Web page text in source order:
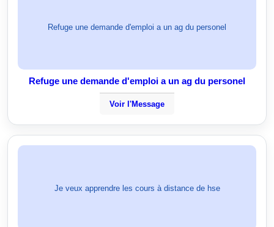
Refuge une demande d'emploi a un ag du personel
Refuge une demande d'emploi a un ag du personel
Voir l'Message
Je veux apprendre les cours à distance de hse